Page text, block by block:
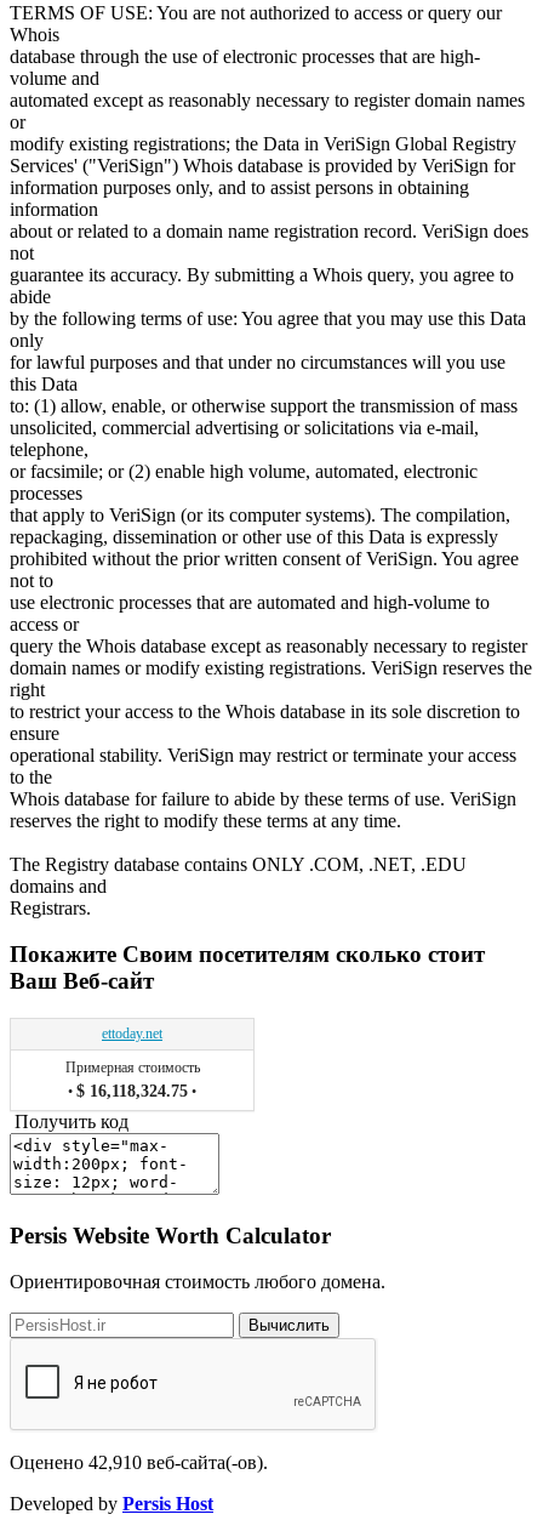
TERMS OF USE: You are not authorized to access or query our
Whois
database through the use of electronic processes that are high-
volume and
automated except as reasonably necessary to register domain names
or
modify existing registrations; the Data in VeriSign Global Registry
Services' ("VeriSign") Whois database is provided by VeriSign for
information purposes only, and to assist persons in obtaining
information
about or related to a domain name registration record. VeriSign does
not
guarantee its accuracy. By submitting a Whois query, you agree to
abide
by the following terms of use: You agree that you may use this Data
only
for lawful purposes and that under no circumstances will you use
this Data
to: (1) allow, enable, or otherwise support the transmission of mass
unsolicited, commercial advertising or solicitations via e-mail,
telephone,
or facsimile; or (2) enable high volume, automated, electronic
processes
that apply to VeriSign (or its computer systems). The compilation,
repackaging, dissemination or other use of this Data is expressly
prohibited without the prior written consent of VeriSign. You agree
not to
use electronic processes that are automated and high-volume to
access or
query the Whois database except as reasonably necessary to register
domain names or modify existing registrations. VeriSign reserves the
right
to restrict your access to the Whois database in its sole discretion to
ensure
operational stability. VeriSign may restrict or terminate your access
to the
Whois database for failure to abide by these terms of use. VeriSign
reserves the right to modify these terms at any time.
The Registry database contains ONLY .COM, .NET, .EDU
domains and
Registrars.
Покажите Своим посетителям сколько стоит
Ваш Веб-сайт
ettoday.net
Примерная стоимость
• $ 16,118,324.75 •
Получить код
Persis Website Worth Calculator
Ориентировочная стоимость любого домена.
Вычислить
Оценено 42,910 веб-сайта(-ов).
Developed by Persis Host